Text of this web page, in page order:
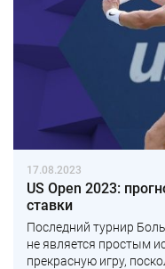
17.08.2023
US Open 2023:
ставки
Последний турнир
не является простым
прекрасную игру,